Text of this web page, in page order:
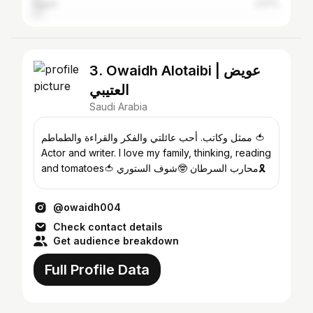
3. Owaidh Alotaibi | عويض
العتيبي
Saudi Arabia
ممثل وكاتب. أحب عائلتي والفكر والقراءة والطماطم 🍅
Actor and writer. I love my family, thinking, reading
and tomatoes🍅 شوف الستوري🤓 ‎محارب السرطان🎗
@owaidh004
Check contact details
Get audience breakdown
Full Profile Data